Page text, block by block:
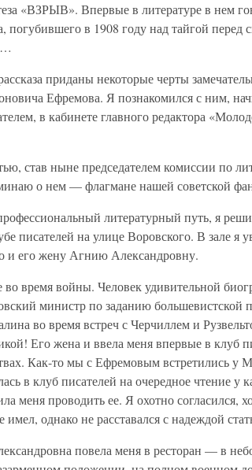
«ВЗРЫВ». Впервые в литературе в нем
погубившего в 1908 году над тайгой перед
приданы некоторые черты
Ефремова. Я познакомился с ним,
в кабинете главного редактора
став ныне председателем комиссии по
о нем — флагмане нашей советской
литературный путь, я
писателей на улице Воровского. В зале я
и его жену Агнию Александровну.
время войны. Человек удивительной
министр по заданию большевистской
во время встреч с Черчиллем и
Его жена и ввела меня впервые в клуб
Как-то мы с Ефремовым встретились у
в клуб писателей на очередное чтение у
меня проводить ее. Я охотно согласился,
однако не расставался с надеждой
повела меня в ресторан — в